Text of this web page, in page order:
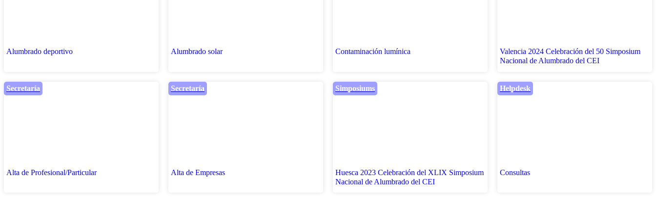
Alumbrado deportivo Alumbrado solar Contaminación lumínica
Valencia 2024 Celebración del 50 Simposium
Nacional de Alumbrado del CEI
Secretaría
Alta de Profesional/Particular
Secretaría
Alta de Empresas
Simposiums
Huesca 2023 Celebración del XLIX Simposium
Nacional de Alumbrado del CEI
Helpdesk
Consultas